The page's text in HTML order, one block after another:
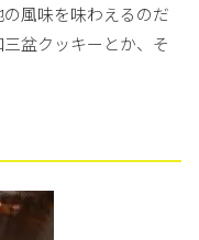
風味を味わえるのだ
盆クッキーとか、そ